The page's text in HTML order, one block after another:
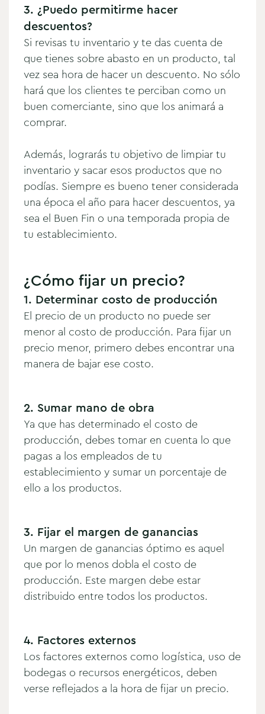
3. ¿Puedo permitirme hacer
descuentos?
Si revisas tu inventario y te das cuenta de
que tienes sobre abasto en un producto, tal
vez sea hora de hacer un descuento. No sólo
hará que los clientes te perciban como un
buen comerciante, sino que los animará a
comprar.
Además, lograrás tu objetivo de limpiar tu
inventario y sacar esos productos que no
podías. Siempre es bueno tener considerada
una época el año para hacer descuentos, ya
sea el Buen Fin o una temporada propia de
tu establecimiento.
¿Cómo fijar un precio?
1. Determinar costo de producción
El precio de un producto no puede ser
menor al costo de producción. Para fijar un
precio menor, primero debes encontrar una
manera de bajar ese costo.
2. Sumar mano de obra
Ya que has determinado el costo de
producción, debes tomar en cuenta lo que
pagas a los empleados de tu
establecimiento y sumar un porcentaje de
ello a los productos.
3. Fijar el margen de ganancias
Un margen de ganancias óptimo es aquel
que por lo menos dobla el costo de
producción. Este margen debe estar
distribuido entre todos los productos.
4. Factores externos
Los factores externos como logística, uso de
bodegas o recursos energéticos, deben
verse reflejados a la hora de fijar un precio.